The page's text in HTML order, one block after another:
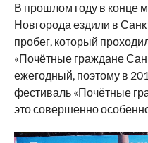
В прошлом году в конце
Новгорода ездили в
пробег, который
«Почётные граждане
ежегодный, поэтому в
фестиваль «Почётные
это совершенно